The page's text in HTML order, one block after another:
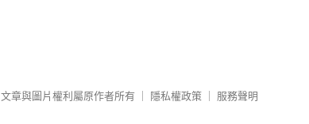
文章與圖片權利屬原作者所有 隱私權政策 服務聲明